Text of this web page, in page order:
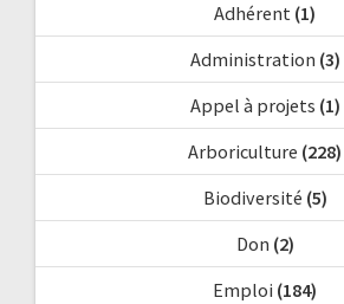
Adhérent (1)
Administration (3)
Appel à projets (1)
Arboriculture (228)
Biodiversité (5)
Don (2)
Emploi (184)